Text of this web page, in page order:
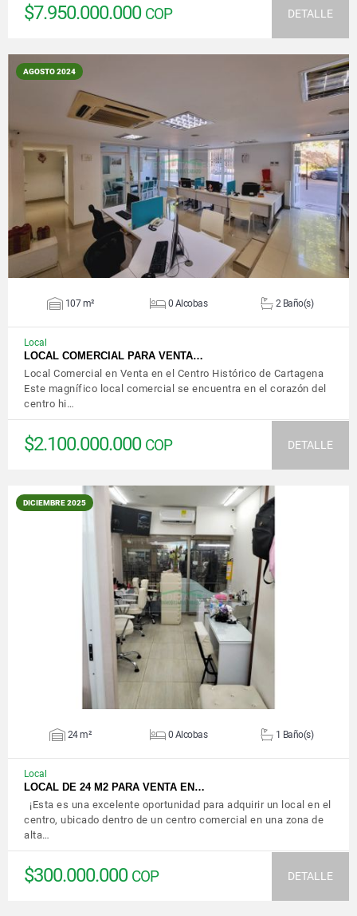
$7.950.000.000 COP DETALLE
AGOSTO 2024
VER DETALLES
107 m² 0 Alcobas 2 Baño(s)
Local
LOCAL COMERCIAL PARA VENTA…
Local Comercial en Venta en el Centro Histórico de Cartagena
Este magnífico local comercial se encuentra en el corazón del
centro hi…
$2.100.000.000 COP DETALLE
DICIEMBRE 2025
VER DETALLES
24 m² 0 Alcobas 1 Baño(s)
Local
LOCAL DE 24 M2 PARA VENTA EN…
¡Esta es una excelente oportunidad para adquirir un local en el
centro, ubicado dentro de un centro comercial en una zona de
alta…
$300.000.000 COP DETALLE